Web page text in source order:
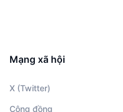
Mạng xã hội
X (Twitter)
Cộng đồng